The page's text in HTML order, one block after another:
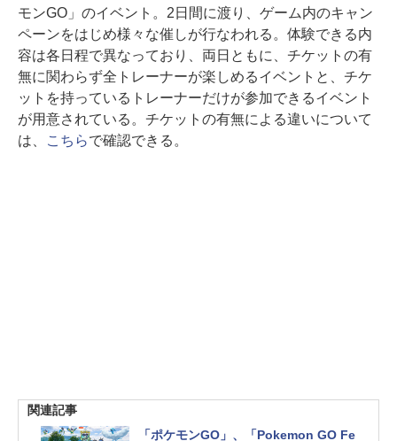
モンGO」のイベント。2日間に渡り、ゲーム内のキャン
ペーンをはじめ様々な催しが行なわれる。体験できる内
容は各日程で異なっており、両日ともに、チケットの有
無に関わらず全トレーナーが楽しめるイベントと、チケ
ットを持っているトレーナーだけが参加できるイベント
が用意されている。チケットの有無による違いについて
は、
こちらで確認できる。
関連記事
「ポケモンGO」、「Pokemon GO Fe